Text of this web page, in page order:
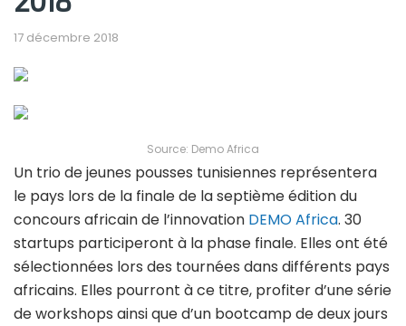
17 décembre 2018
Source: Demo Africa
Un trio de jeunes pousses tunisiennes représentera
le pays lors de la finale de la septième édition du
concours africain de l’innovation DEMO Africa. 30
startups participeront à la phase finale. Elles ont été
sélectionnées lors des tournées dans différents pays
africains. Elles pourront à ce titre, profiter d’une série
de workshops ainsi que d’un bootcamp de deux jours